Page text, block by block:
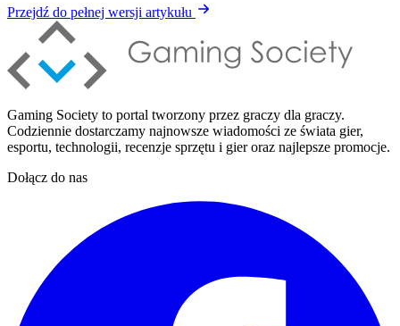
Przejdź do pełnej wersji artykułu
Gaming Society to portal tworzony przez graczy dla graczy.
Codziennie dostarczamy najnowsze wiadomości ze świata gier,
esportu, technologii, recenzje sprzętu i gier oraz najlepsze promocje.
Dołącz do nas